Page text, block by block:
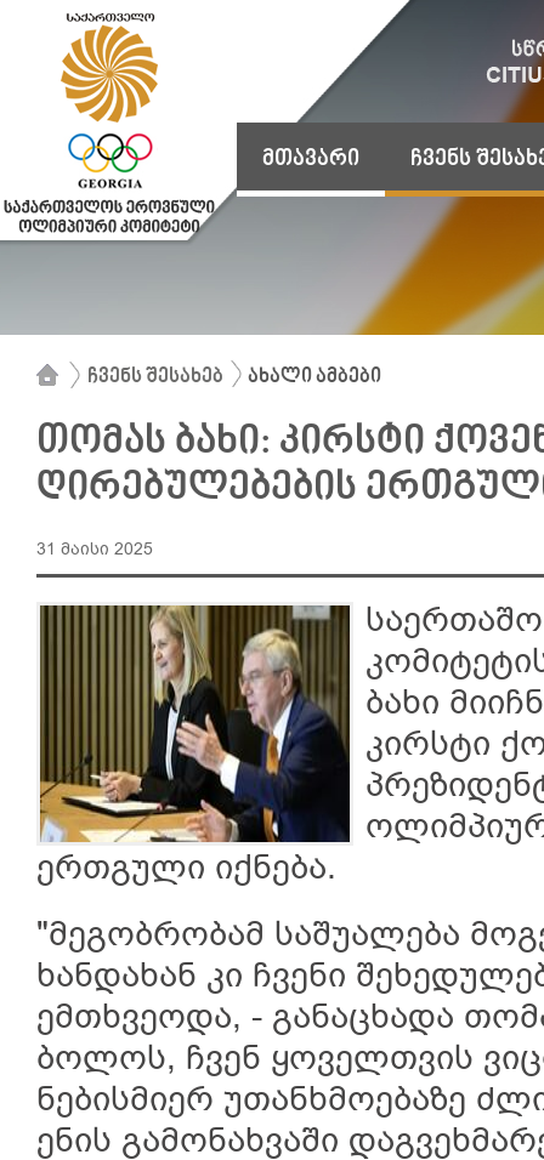
მთავარი ჩვენს
ჩვენს შესახებ ახალი ამბები
თომას ბახი: კირსტი
ღირებულებების
31 მაისი 2025
ბახი
კირსტი
ერთგული იქნება.
"მეგობრობამ საშუალება
ხანდახან კი ჩვენი
ემთხვეოდა, - განაცხადა
ბოლოს, ჩვენ ყოველთვის
ნებისმიერ უთანხმოებაზე
ენის გამონახვაში